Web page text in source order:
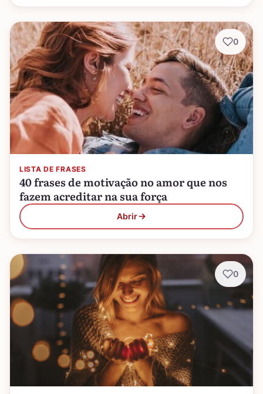
LISTA DE FRASES
40 frases de motivação no amor que nos
fazem acreditar na sua força
Abrir
0
0